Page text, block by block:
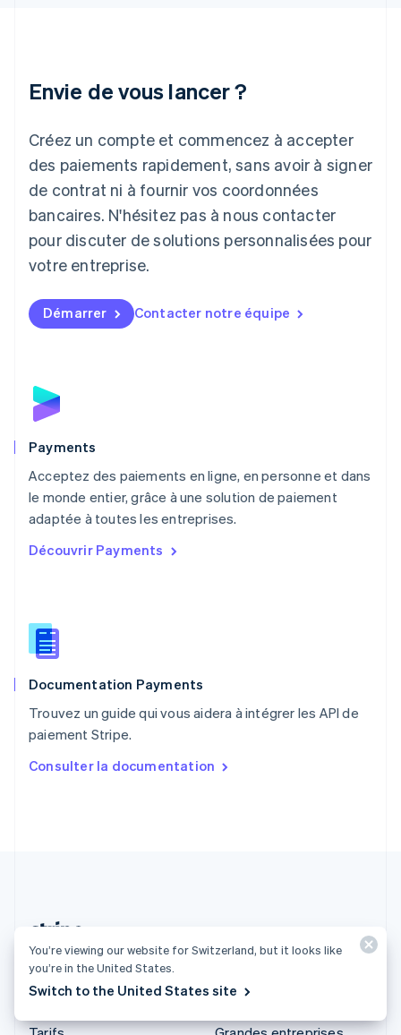
Envie de vous lancer ?
Créez un compte et commencez à accepter
des paiements rapidement, sans avoir à signer
de contrat ni à fournir vos coordonnées
bancaires. N'hésitez pas à nous contacter
pour discuter de solutions personnalisées pour
votre entreprise.
Démarrer Contacter notre équipe
Payments
Acceptez des paiements en ligne, en personne et dans
le monde entier, grâce à une solution de paiement
adaptée à toutes les entreprises.
Découvrir Payments
Documentation Payments
Trouvez un guide qui vous aidera à intégrer les API de
paiement Stripe.
Consulter la documentation
Suisse (Français)
Japon
Lettonie
English
Liechtenstein
DeutschEnglish
Lituanie
Luxembourg
FrançaisDeutschEnglish
English简体中文
Malte
Norvège
English
English
NederlandsEnglish
Pologne
English
PortuguêsEnglish
English
Roumanie
Royaume-Uni
Singapour
English 简体中文
English
You’re viewing our website for Switzerland, but it looks like
you’re in the United States.
Switch to the United States site